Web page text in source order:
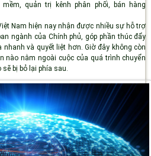
quản trị kênh phân phối, bán hàng
Nam hiện nay nhận được nhiều sự hỗ trợ
ngành của Chính phủ, góp phần thúc đẩy
và quyết liệt hơn. Giờ đây không còn
nào nằm ngoài cuộc của quá trình chuyển
bị bỏ lại phía sau.